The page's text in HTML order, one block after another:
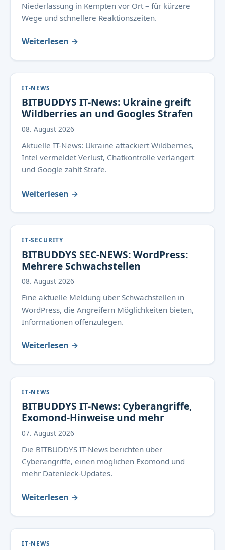
Niederlassung in Kempten vor Ort – für kürzere
Wege und schnellere Reaktionszeiten.
Weiterlesen →
IT-NEWS
BITBUDDYS IT-News: Ukraine greift
Wildberries an und Googles Strafen
08. August 2026
Aktuelle IT-News: Ukraine attackiert Wildberries,
Intel vermeldet Verlust, Chatkontrolle verlängert
und Google zahlt Strafe.
Weiterlesen →
IT-SECURITY
BITBUDDYS SEC-NEWS: WordPress:
Mehrere Schwachstellen
08. August 2026
Eine aktuelle Meldung über Schwachstellen in
WordPress, die Angreifern Möglichkeiten bieten,
Informationen offenzulegen.
Weiterlesen →
IT-NEWS
BITBUDDYS IT-News: Cyberangriffe,
Exomond-Hinweise und mehr
07. August 2026
Die BITBUDDYS IT-News berichten über
Cyberangriffe, einen möglichen Exomond und
mehr Datenleck-Updates.
Weiterlesen →
IT-NEWS